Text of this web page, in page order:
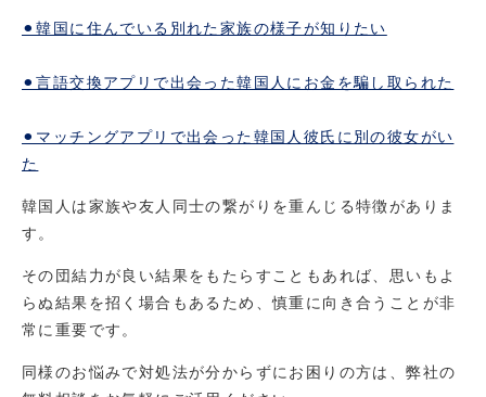
⚫︎韓国に住んでいる別れた家族の様子が知りたい
⚫︎言語交換アプリで出会った韓国人にお金を騙し取られた
⚫︎マッチングアプリで出会った韓国人彼氏に別の彼女がい
た
韓国人は家族や友人同士の繋がりを重んじる特徴がありま
す。
その団結力が良い結果をもたらすこともあれば、思いもよ
らぬ結果を招く場合もあるため、慎重に向き合うことが非
常に重要です。
同様のお悩みで対処法が分からずにお困りの方は、弊社の